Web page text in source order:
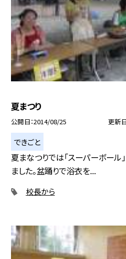
夏まつり
公開日 2014/08/25 更新
できごと
夏まなつりでは「スーパーボール」
ました。盆踊りで浴衣を...
校長から